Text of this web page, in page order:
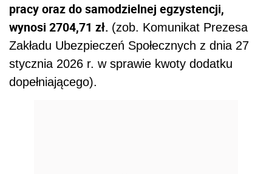
pracy oraz do samodzielnej egzystencji,
wynosi 2704,71 zł. (zob. Komunikat Prezesa
Zakładu Ubezpieczeń Społecznych z dnia 27
stycznia 2026 r. w sprawie kwoty dodatku
dopełniającego).